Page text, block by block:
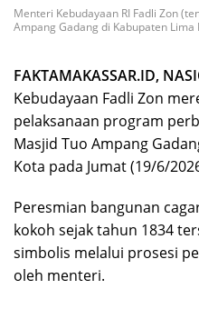
Menteri Kebudayaan RI Fadli Zon
Ampang Gadang di Kabupaten Lima
FAKTAMAKASSAR.ID,
Kebudayaan Fadli Zon
pelaksanaan program
Masjid Tuo Ampang
Kota pada Jumat (19/6/
Peresmian bangunan
kokoh sejak tahun 1834
simbolis melalui prosesi
oleh menteri.